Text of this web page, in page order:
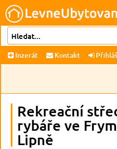
Inzerát Kontakt
Rekreační
rybáře ve
Lipně